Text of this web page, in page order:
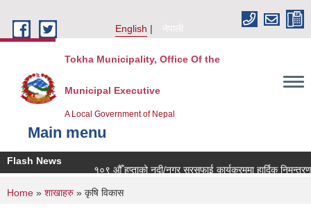
English
नेपाली
Tokha Municipality, Office Of the
Municipal Executive
A Local Government of Nepal
Main menu
Flash News
१०९ औँ हप्ताको नदी/नगर सरसफाई कार्यक्रममा हार्दिक निमन्त्रणा !!
You are here
Home » शाखाहरु » कृषि विकास